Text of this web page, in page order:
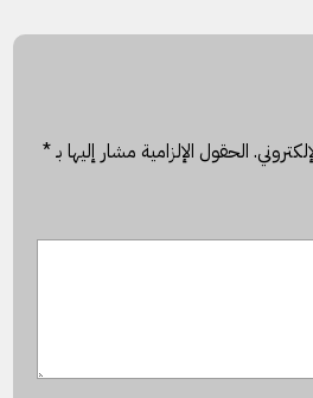
الحقول الإلزامية مشار إليها بـ*